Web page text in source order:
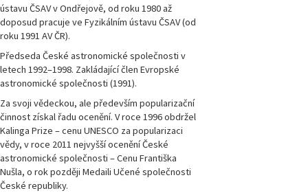
ústavu ČSAV v Ondřejově, od roku 1980 až
doposud pracuje ve Fyzikálním ústavu ČSAV (od
roku 1991 AV ČR).
Předseda České astronomické společnosti v
letech 1992–1998. Zakládající člen Evropské
astronomické společnosti (1991).
Za svoji vědeckou, ale především popularizační
činnost získal řadu ocenění. V roce 1996 obdržel
Kalinga Prize ­– cenu UNESCO za popularizaci
vědy, v roce 2011 nejvyšší ocenění České
astronomické společnosti – Cenu Františka
Nušla, o rok později Medaili Učené společnosti
České republiky.